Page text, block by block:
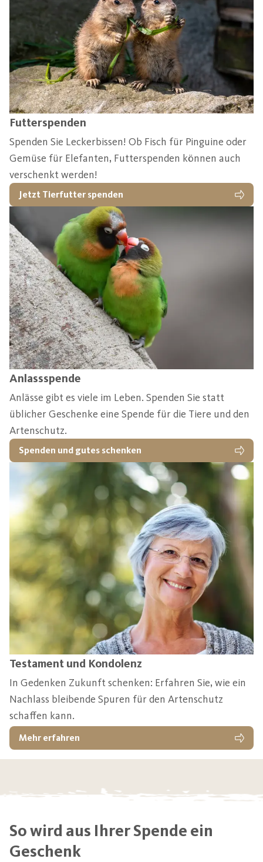
Futterspenden
Spenden Sie Leckerbissen! Ob Fisch für Pinguine oder
Gemüse für Elefanten, Futterspenden können auch
verschenkt werden!
Jetzt Tierfutter spenden
Anlassspende
Anlässe gibt es viele im Leben. Spenden Sie statt
üblicher Geschenke eine Spende für die Tiere und den
Artenschutz.
Spenden und gutes schenken
Testament und Kondolenz
In Gedenken Zukunft schenken: Erfahren Sie, wie ein
Nachlass bleibende Spuren für den Artenschutz
schaffen kann.
Mehr erfahren
So wird aus Ihrer Spende ein
Geschenk